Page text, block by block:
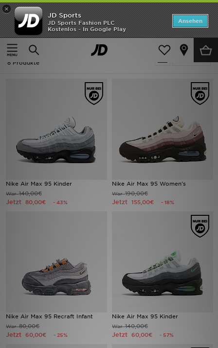
×
JD Sports
JD Sports Fashion PLC
Kostenlos - In Google Play
Ansehen
Startseite
Ausverkauf | Nike Air Max 95
verfeinern
Ausverkauf | Nike Air Max 95
8 Produkte
Nike Air Max 95 Kinder
War140,00€
Jetzt 80,00€ - 43%
Nike Air Max 95 Women's
War190,00€
Jetzt 155,00€ - 18%
Nike Air Max 95 Recraft Infant
War80,00€
Jetzt 60,00€ - 25%
Nike Air Max 95 Kinder
War140,00€
Jetzt 60,00€ - 57%
Startseite
ANGEBOTE
Marken
Kinder
JD Exklusives
Lade Die APP
Geschenkkarte
Mein JD